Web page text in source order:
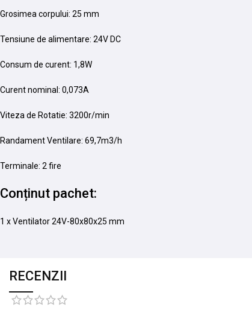
Grosimea corpului: 25 mm
Tensiune de alimentare: 24V DC
Consum de curent: 1,8W
Curent nominal: 0,073A
Viteza de Rotatie: 3200r/min
Randament Ventilare: 69,7m3/h
Terminale: 2 fire
Conținut pachet:
1 x Ventilator 24V-80x80x25 mm
RECENZII